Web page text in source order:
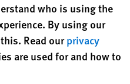
nonprofit registered in the US
who is using the
By using our
Read ourprivacy
are used for and how to